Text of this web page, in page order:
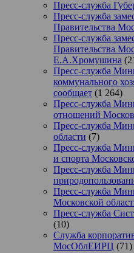
Пресс-служба
Пресс-служба
Правительства
Пресс-служба
Правительства
Е.А.Хромушина
Пресс-служба
коммунального
сообщает (1 264)
Пресс-служба
отношений
Пресс-служба
области (7)
Пресс-служба
и спорта
Пресс-служба
Пресс-служба
Московской
Пресс-служба
(10)
Служба
МосОблЕИРЦ (71)